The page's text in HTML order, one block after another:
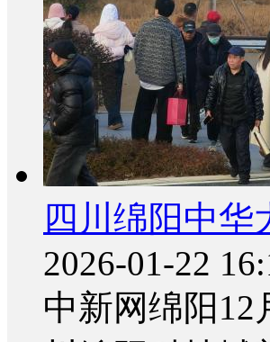
四川绵阳中华
2026-01-22
中新网绵阳12